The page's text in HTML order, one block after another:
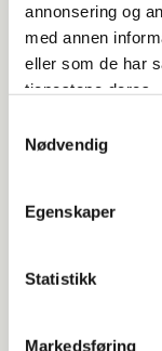
annonsering og
med annen
eller som de har
tjenestene deres.
Nødvendig
Egenskaper
Statistikk
Markedsføring
Alternative
HELIX T-